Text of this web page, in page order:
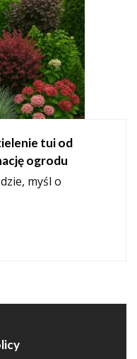
tui od
ogrodu
myśl o